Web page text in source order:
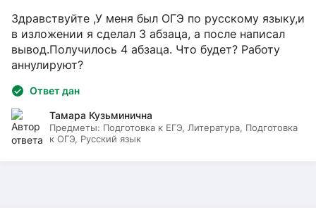
Здравствуйте ,У меня был ОГЭ по русскому языку,и
в изложении я сделал 3 абзаца, а после написал
вывод.Получилось 4 абзаца. Что будет? Работу
аннулируют?
Ответ дан
Тамара Кузьминична
Предметы: Подготовка к ЕГЭ, Литература, Подготовка
к ОГЭ, Русский язык